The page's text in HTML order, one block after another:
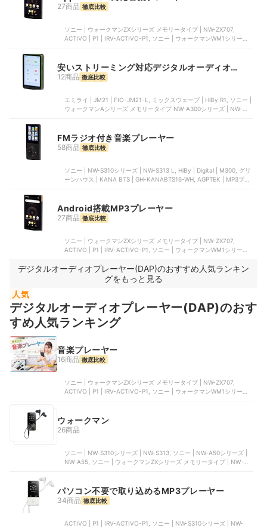
27商品 徹底比較
ソニー | ウォークマンZXシリーズ メモリータイプ | NW-ZX707,
ACTIVO | P1 | IRV-ACTIVO-P1, ソニー | ウォークマンWM1シリーズ
安いストリーミング対応デジタルオーディオプ
レーヤー
12商品 徹底比較
エミライ | JM21 | FIO-JM21-L, ミックスウェーブ | HiBy R1, ソニー |
ウォークマンAシリーズ メモリータイプ NW-A300シリーズ | NW-
FMラジオ付き音楽プレーヤー
58商品 徹底比較
ソニー | NW-S310シリーズ | NW-S313 L, HiBy | Digital | M300, グリ
ーンハウス | KANA BTS | GH-KANABTS16-WH, AGPTEK | MP3プレ
Android搭載MP3プレーヤー
27商品 徹底比較
ソニー | ウォークマンZXシリーズ メモリータイプ | NW-ZX707,
ACTIVO | P1 | IRV-ACTIVO-P1, ソニー | ウォークマンWM1シリーズ
モリータイプ NW-A300シリーズ | NW-A307, iBasso Audio | DX180
デジタルオーディオプレーヤー(DAP)のおすすめ人気ランキン
グをもっと見る
人気
デジタルオーディオプレーヤー(DAP)のおす
すめ人気ランキング
音楽プレーヤー
16商品 徹底比較
ソニー | ウォークマンZXシリーズ メモリータイプ | NW-ZX707,
ACTIVO | P1 | IRV-ACTIVO-P1, ソニー | ウォークマンWM1シリーズ
ウォークマン
26商品
ソニー | NW-S310シリーズ | NW-S313, ソニー | NW-A50シリーズ |
NW-A55, ソニー | ウォークマンZXシリーズ メモリータイプ | NW-
NW-A300シリーズ | NW-A307
パソコン不要で取り込めるMP3プレーヤー
34商品 徹底比較
ACTIVO | P1 | IRV-ACTIVO-P1, ソニー | NW-S310シリーズ | NW-